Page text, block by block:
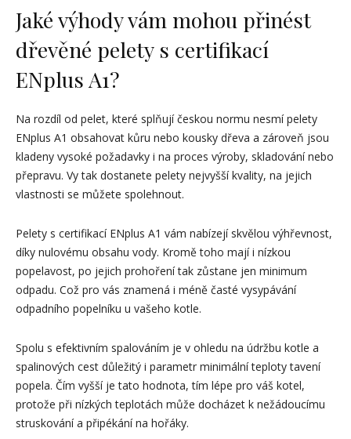
Jaké výhody vám mohou přinést
dřevěné pelety s certifikací
ENplus A1?
Na rozdíl od pelet, které splňují českou normu nesmí pelety
ENplus A1 obsahovat kůru nebo kousky dřeva a zároveň jsou
kladeny vysoké požadavky i na proces výroby, skladování nebo
přepravu. Vy tak dostanete pelety nejvyšší kvality, na jejich
vlastnosti se můžete spolehnout.
Pelety s certifikací ENplus A1 vám nabízejí skvělou výhřevnost,
díky nulovému obsahu vody. Kromě toho mají i nízkou
popelavost, po jejich prohoření tak zůstane jen minimum
odpadu. Což pro vás znamená i méně časté vysypávání
odpadního popelníku u vašeho kotle.
Spolu s efektivním spalováním je v ohledu na údržbu kotle a
spalinových cest důležitý i parametr minimální teploty tavení
popela. Čím vyšší je tato hodnota, tím lépe pro váš kotel,
protože při nízkých teplotách může docházet k nežádoucímu
struskování a připékání na hořáky.